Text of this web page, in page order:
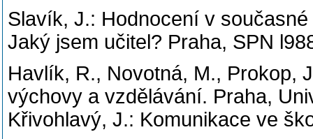
Slavík, J.: Hodnocení v
Jaký jsem učitel? Praha, SPN
Havlík, R., Novotná, M., Prokop,
výchovy a vzdělávání. Praha,
Křivohlavý, J.: Komunikace ve